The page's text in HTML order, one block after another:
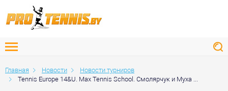
Главная Новости
Новости турниров
Tennis Europe 14&U. Max Tennis School. Смолярчук и Муха ...